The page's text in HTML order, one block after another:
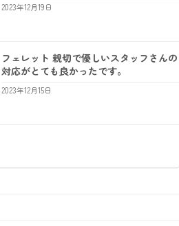
2023年12月19日
フェレット 親切で優しいスタッフさんの
対応がとても良かったです。
2023年12月15日